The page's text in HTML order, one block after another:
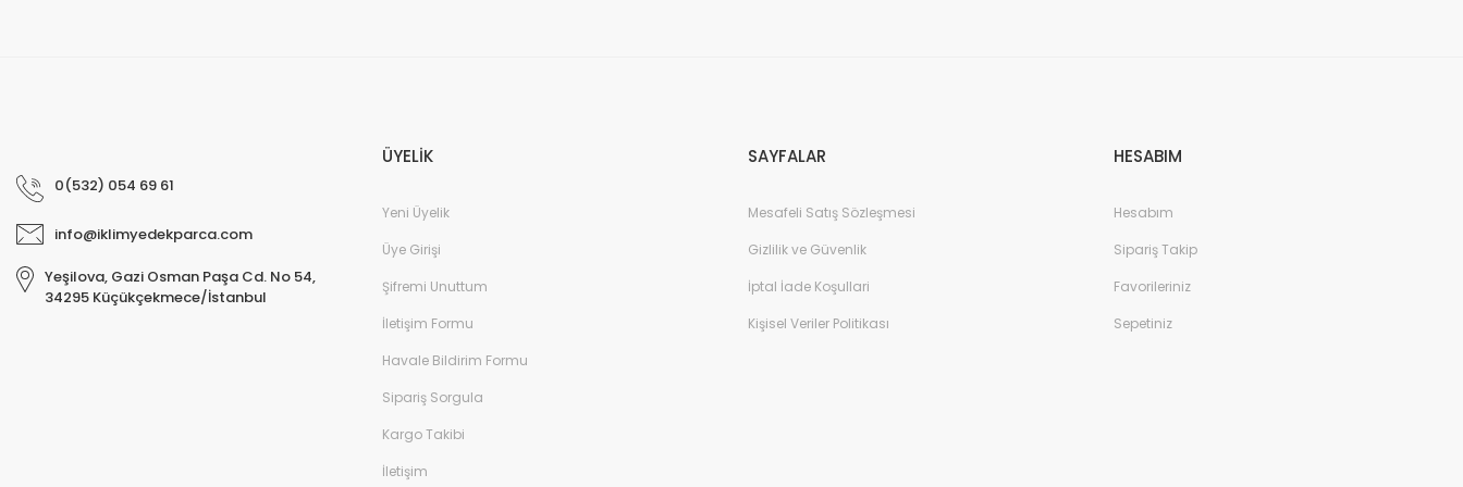
0(532) 054 69 61
info@iklimyedekparca.com
Yeşilova, Gazi Osman Paşa Cd. No 54,
34295 Küçükçekmece/İstanbul
ÜYELİK
Yeni Üyelik
Üye Girişi
Şifremi Unuttum
İletişim Formu
Havale Bildirim Formu
Sipariş Sorgula
Kargo Takibi
İletişim
SAYFALAR
Mesafeli Satış Sözleşmesi
Gizlilik ve Güvenlik
İptal İade Koşullari
Kişisel Veriler Politikası
HESABIM
Hesabım
Sipariş Takip
Favorileriniz
Sepetiniz